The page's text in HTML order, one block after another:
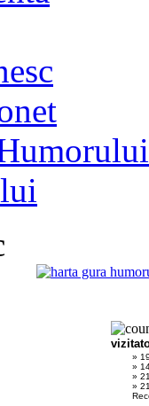
»
»
»
»